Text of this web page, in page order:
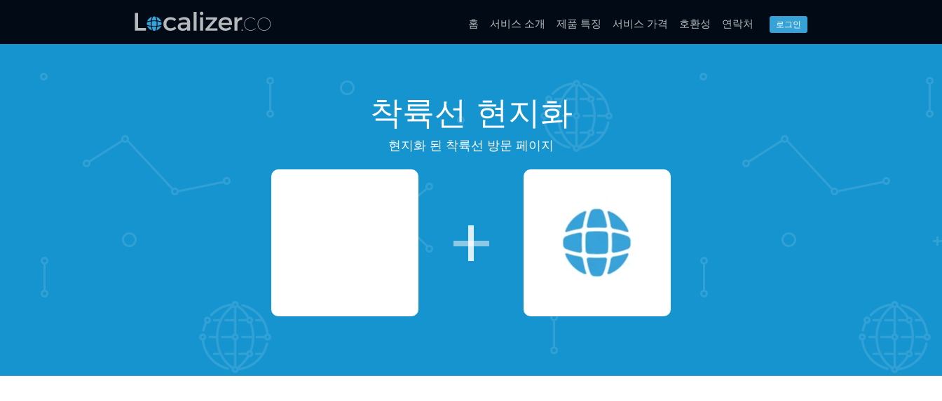
홈 서비스 소개 제품 특징 서비스 가격 호환성 연락처 로그인
착륙선 현지화
현지화 된 착륙선 방문 페이지